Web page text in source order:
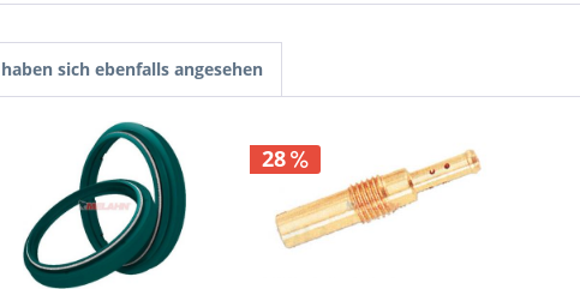
sich ebenfalls angesehen
28